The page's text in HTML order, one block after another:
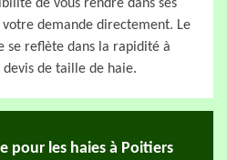
de vous rendre dans ses
votre demande directement. Le
se reflète dans la rapidité à
de taille de haie.
pour les haies à Poitiers